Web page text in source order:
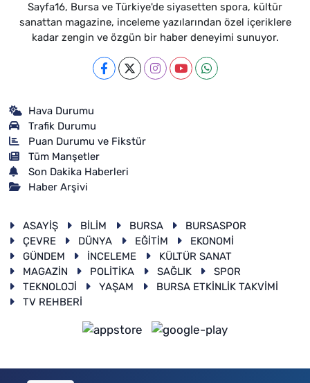
Sayfa16, Bursa ve Türkiye'de siyasetten spora, kültür
sanattan magazine, inceleme yazılarından özel içeriklere
kadar zengin ve özgün bir haber deneyimi sunuyor.
Hava Durumu
Trafik Durumu
Puan Durumu ve Fikstür
Tüm Manşetler
Son Dakika Haberleri
Haber Arşivi
ASAYİŞ BİLİM BURSA
BURSASPOR
ÇEVRE
DÜNYA EĞİTİM
EKONOMİ
GÜNDEM
İNCELEME
KÜLTÜR SANAT
MAGAZİN
POLİTİKA SAĞLIK
SPOR
TEKNOLOJİ
YAŞAM
BURSA ETKİNLİK TAKVİMİ
TV REHBERİ